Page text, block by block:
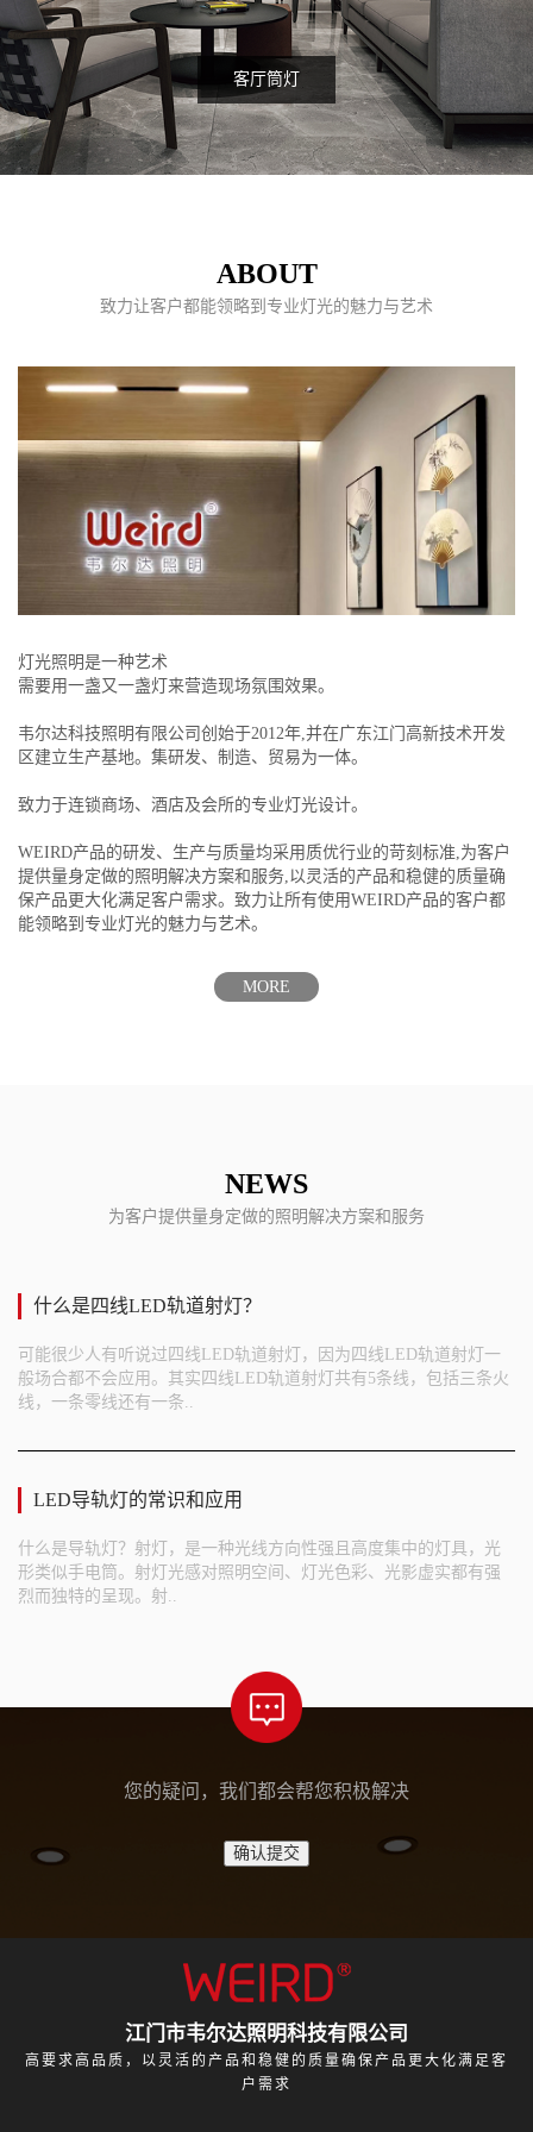
服装店射灯项目
ABOUT
致力让客户都能领略到专业灯光的魅力与艺术
灯光照明是一种艺术
需要用一盏又一盏灯来营造现场氛围效果。
韦尔达科技照明有限公司创始于2012年,并在广东江门高新技术开发
区建立生产基地。集研发、制造、贸易为一体。
致力于连锁商场、酒店及会所的专业灯光设计。
WEIRD产品的研发、生产与质量均采用质优行业的苛刻标准,为客户
提供量身定做的照明解决方案和服务,以灵活的产品和稳健的质量确
保产品更大化满足客户需求。致力让所有使用WEIRD产品的客户都
能领略到专业灯光的魅力与艺术。
MORE
NEWS
为客户提供量身定做的照明解决方案和服务
什么是四线LED轨道射灯？
可能很少人有听说过四线LED轨道射灯，因为四线LED轨道射灯一
般场合都不会应用。其实四线LED轨道射灯共有5条线，包括三条火
线，一条零线还有一条..
LED导轨灯的常识和应用
什么是导轨灯？射灯，是一种光线方向性强且高度集中的灯具，光
形类似手电筒。射灯光感对照明空间、灯光色彩、光影虚实都有强
烈而独特的呈现。射..
您的疑问，我们都会帮您积极解决
江门市韦尔达照明科技有限公司
高要求高品质，以灵活的产品和稳健的质量确保产品更大化满足客
户需求